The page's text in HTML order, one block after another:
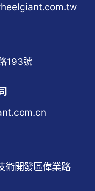
193號
術開發區偉業路